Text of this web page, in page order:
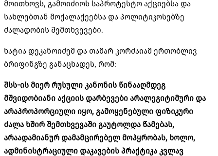
მოითხოვს, გამოიძიოს საპროტესტო აქციებსა და
სახლებთან მოქალაქეებსა და პოლიტიკოსებზე
ძალადობის შემთხვევები.
ხატია დეკანოიძემ და თამარ კორძაიამ ერთობლივ
ბრიფინგზე განაცხადეს, რომ:
შსს-ის მიერ რუსული კანონის წინააღმდეგ
მშვიდობიანი აქციის დარბევები არალეგიტიმური და
არაპროპორციული იყო, გამოყენებული ფიზიკური
ძალა ხშირ შემთხვევაში გაუტოლდა წამებას,
არაადამიანურ დამამცირებელ მოპყრობას, ხოლო,
ადმინისტრაციული დაკავების პრაქტიკა კვლავ